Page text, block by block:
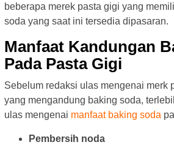
beberapa merek pasta gigi yang
soda yang saat ini tersedia dipasaran.
Manfaat Kandungan
Pada Pasta Gigi
Sebelum redaksi ulas mengenai merk
yang mengandung baking soda,
ulas mengenai manfaat baking soda
Pembersih noda